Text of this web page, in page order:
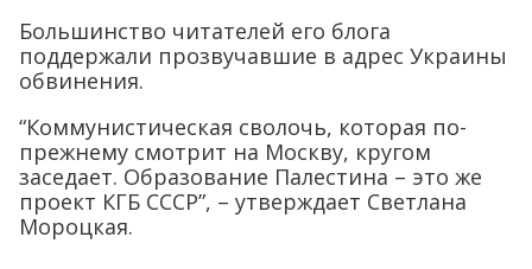
Большинство читателей его блога
поддержали прозвучавшие в адрес Украины
обвинения.
“Коммунистическая сволочь, которая по-
прежнему смотрит на Москву, кругом
заседает. Образование Палестина – это же
проект КГБ СССР”, – утверждает Светлана
Мороцкая.